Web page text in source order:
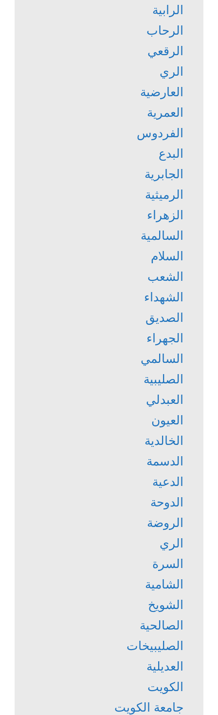
الرابية
الرحاب
الرقعي
الري
العارضية
العمرية
الفردوس
البدع
الجابرية
الرميثية
الزهراء
السالمية
السلام
الشعب
الشهداء
الصديق
الجهراء
السالمي
الصليبية
العبدلي
العيون
الخالدية
الدسمة
الدعية
الدوحة
الروضة
الري
السرة
الشامية
الشويخ
الصالحية
الصليبيخات
العديلية
الكويت
جامعة الكويت